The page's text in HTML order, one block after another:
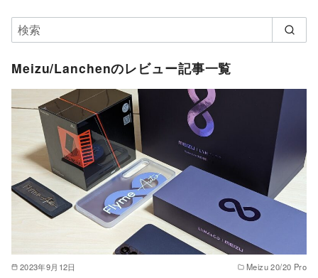
Meizu/Lanchenのレビュー記事一覧
2023年9月12日 Meizu 20/20 Pro